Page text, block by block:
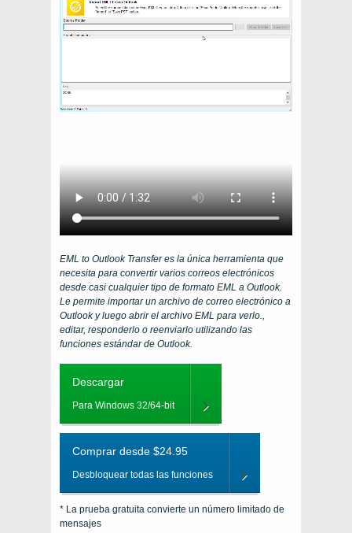
EML to Outlook Transfer es la única herramienta que
necesita para convertir varios correos electrónicos
desde casi cualquier tipo de formato EML a Outlook.
Le permite importar un archivo de correo electrónico a
Outlook y luego abrir el archivo EML para verlo.,
editar, responderlo o reenviarlo utilizando las
funciones estándar de Outlook.
Descargar
Para Windows 32/64-bit
Comprar desde $24.95
Desbloquear todas las funciones
* La prueba gratuita convierte un número limitado de
mensajes